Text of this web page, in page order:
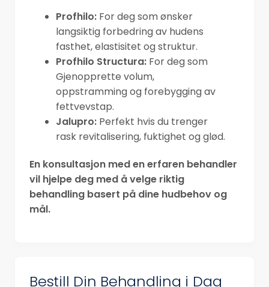
Profhilo: For deg som ønsker
langsiktig forbedring av hudens
fasthet, elastisitet og struktur.
Profhilo Structura: For deg som
Gjenopprette volum,
oppstramming og forebygging av
fettvevstap.
Jalupro: Perfekt hvis du trenger
rask revitalisering, fuktighet og glød.
En konsultasjon med en erfaren behandler
vil hjelpe deg med å velge riktig
behandling basert på dine hudbehov og
mål.
Bestill Din Behandling i Dag